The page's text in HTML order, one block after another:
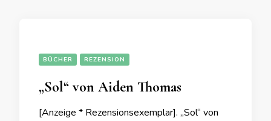
BÜCHER REZENSION
„Sol“ von Aiden Thomas
[Anzeige * Rezensionsexemplar]. „Sol“ von